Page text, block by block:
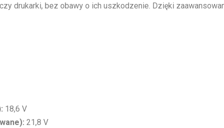
drukarki, bez obawy o ich uszkodzenie. Dzięki
18,6 V
21,8 V